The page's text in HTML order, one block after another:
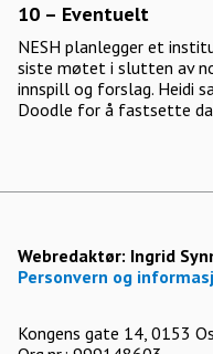
10 – Eventuelt
NESH planlegger et
siste møtet i slutten av
innspill og forslag. Heidi
Doodle for å fastsette
Webredaktør: Ingrid
Personvern og
Kongens gate 14, 0153